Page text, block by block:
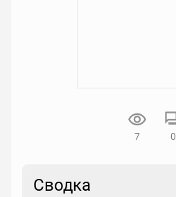
7 0
Сводка